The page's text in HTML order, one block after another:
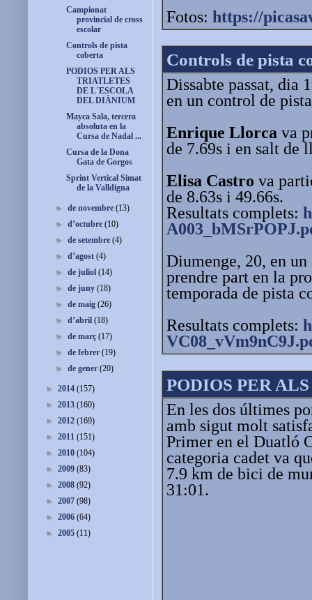
Fotos: https://
Controls de pista
Dissabte passat, dia
en un control de
Enrique Llorca va
de 7.69s i en salt de
Elisa Castro va
de
Resultats complets:
Diumenge, 20, en
prendre part en la
temporada de pista
Resultats complets:
PODIOS PER
En les dos últimes
amb sigut molt
Primer en el Duatló
categoria cadet va
7.9 km de bici de
31:01.
Campionat
provincial de cross
escolar
Controls de pista
coberta
PODIOS PER ALS
TRIATLETES
DE L´ESCOLA
DEL DIÀNIUM
Mayca Sala, tercera
absoluta en la
Cursa de Nadal ...
Cursa de la Dona
Gata de Gorgos
Sprint Vertical Simat
de la Valldigna
►de novembre(13)
►d’octubre(10)
►de setembre(4)
►d’agost(4)
►de juliol(14)
►de juny(18)
►de maig(26)
►d’abril(18)
►de març(17)
►de febrer(19)
►de gener(20)
► 2014 (157)
► 2013 (160)
► 2012 (169)
► 2011 (151)
► 2010 (104)
► 2009 (83)
► 2008 (92)
► 2007 (98)
► 2006 (64)
► 2005 (11)